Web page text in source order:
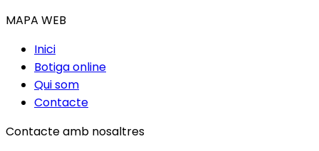
MAPA WEB
Inici
Botiga online
Qui som
Contacte
Contacte amb nosaltres